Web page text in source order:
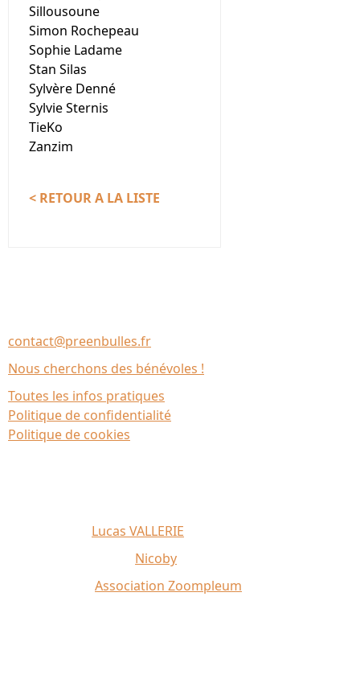
Sillousoune
Simon Rochepeau
Sophie Ladame
Stan Silas
Sylvère Denné
Sylvie Sternis
TieKo
Zanzim
< RETOUR A LA LISTE
contact@preenbulles.fr
Nous cherchons des bénévoles !
Toutes les infos pratiques
Politique de confidentialité
Politique de cookies
Lucas VALLERIE
Nicoby
Association Zoompleum